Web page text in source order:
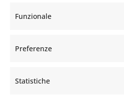
Funzionale
Preferenze
Statistiche